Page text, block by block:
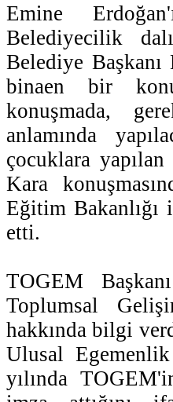
Emine
Belediyecilik
Belediye
binaen bir
konuşmada,
anlamında
çocuklara
Kara
Eğitim Bakanlığı
etti.
TOGEM
Toplumsal
hakkında bilgi
Ulusal
yılında